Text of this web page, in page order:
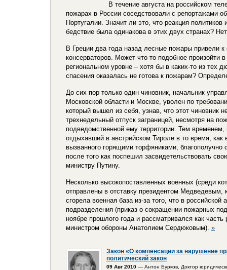
В течение августа на российском
пожарах в России соседствовали с репортажами
Португалии. Значит ли это, что реакция
бедствие была одинакова в этих двух странах?
В Греции два года назад лесные пожары привели к
консерваторов. Может что-то подобное произойти
региональном уровне – хотя бы в каких-то из тех
спасения оказалась не готова к пожарам?
До сих пор только один чиновник, начальник
Московской области и Москве, уволен по
который вышел из себя, узнав, что этот чиновник
трехнедельный отпуск заграницей, несмотря на
подведомственной ему территории. Тем
отдыхавший в австрийском Тироле в то время, как
вызванного горящими торфяниками,
после того как поспешил засвидетельствовать
министру Путину.
Несколько высокопоставленных военных (среди
отправлены в отставку президентом Медведевым,
сгорела военная база из-за того, что в
подразделения (приказ о сокращении пожарных
ноябре прошлого года и рассматривался как
министром обороны Анатолием Сердюковым). »
Закон «О компенсации за нарушение
политический закон
09 Авг 2010 — Антон Бурков, Доктор